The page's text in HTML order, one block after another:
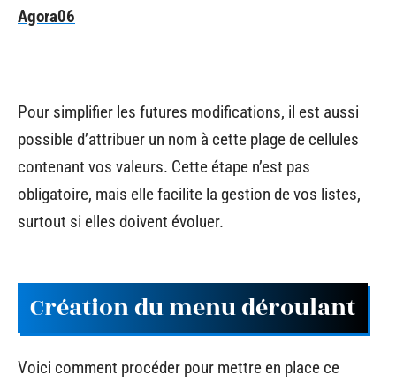
Agora06
Pour simplifier les futures modifications, il est aussi
possible d’attribuer un nom à cette plage de cellules
contenant vos valeurs. Cette étape n’est pas
obligatoire, mais elle facilite la gestion de vos listes,
surtout si elles doivent évoluer.
Création du menu déroulant
Voici comment procéder pour mettre en place ce